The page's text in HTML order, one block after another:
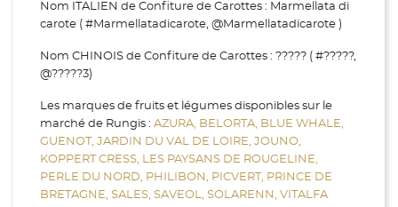
Nom ITALIEN de Confiture de Carottes : Marmellata di
carote ( #Marmellatadicarote, @Marmellatadicarote )
Nom CHINOIS de Confiture de Carottes : ????? ( #?????,
@?????3)
Les marques de fruits et légumes disponibles sur le
marché de Rungis : AZURA, BELORTA, BLUE WHALE,
GUENOT, JARDIN DU VAL DE LOIRE, JOUNO,
KOPPERT CRESS, LES PAYSANS DE ROUGELINE,
PERLE DU NORD, PHILIBON, PICVERT, PRINCE DE
BRETAGNE, SALES, SAVEOL, SOLARENN, VITALFA